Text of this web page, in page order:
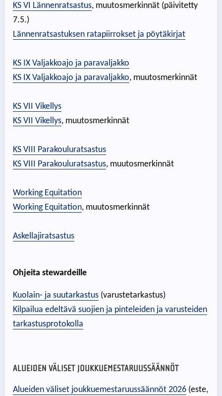
KS VI Lännenratsastus, muutosmerkinnät (päivitetty
7.5.)
Lännenratsastuksen ratapiirrokset ja pöytäkirjat
KS IX Valjakkoajo ja paravaljakko
KS IX Valjakkoajo ja paravaljakko, muutosmerkinnät
KS VII Vikellys
KS VII Vikellys, muutosmerkinnät
KS VIII Parakouluratsastus
KS VIII Parakouluratsastus, muutosmerkinnät
Working Equitation
Working Equitation, muutosmerkinnät
Askellajiratsastus
Ohjeita stewardeille
Kuolain- ja suutarkastus (varustetarkastus)
Kilpailua edeltävä suojien ja pinteleiden ja varusteiden
tarkastusprotokolla
ALUEIDEN VÄLISET JOUKKUEMESTARUUSSÄÄNNÖT
Alueiden väliset joukkuemestaruussäännöt 2026 (este,